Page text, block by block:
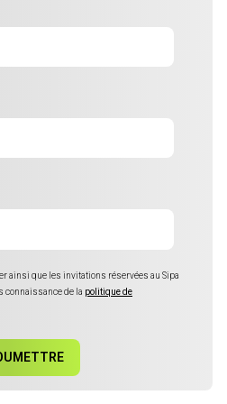
ainsi que les invitations réservées au Sipa
connaissance de la politique de